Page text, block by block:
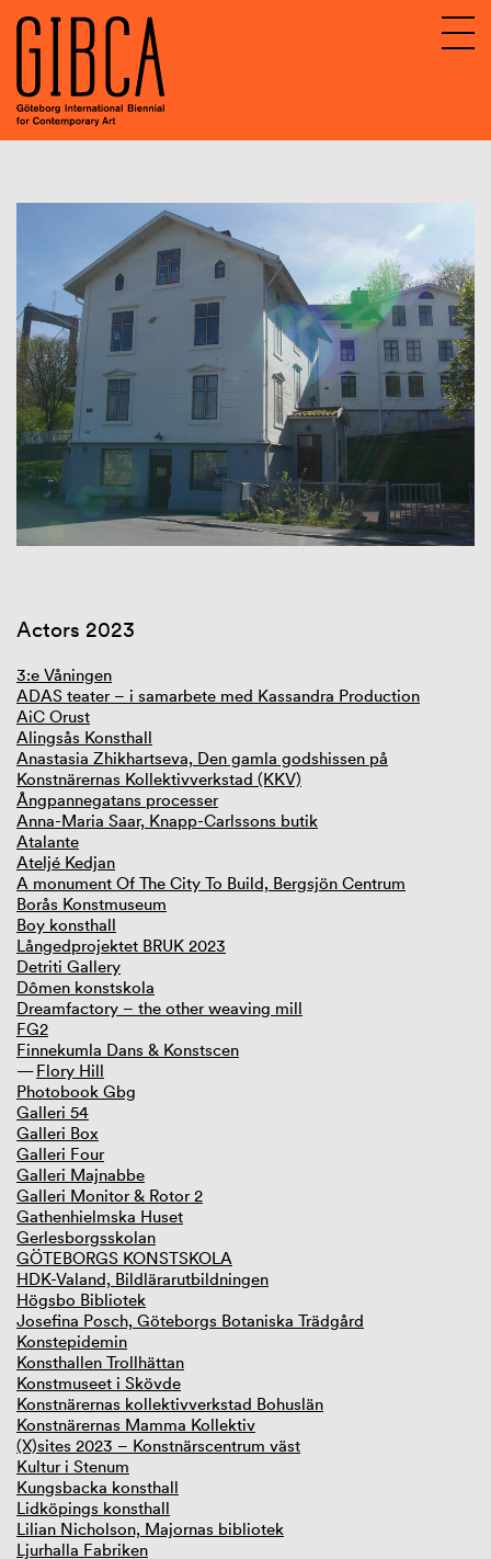
About GIBCA Extended
Extended program
Archive
Participating venues 2025
GIBCA Extended 2015
GIBCA Extended 2017
GIBCA Extended 2019
GIBCA Extended 2013
GIBCA Extended 2021
GIBCA Extended 2023
Actors 2023
Program 2023
Actors 2023
3:e Våningen
ADAS teater – i samarbete med Kassandra Production
AiC Orust
Alingsås Konsthall
Anastasia Zhikhartseva, Den gamla godshissen på
Konstnärernas Kollektivverkstad (KKV)
Ångpannegatans processer
Anna-Maria Saar, Knapp-Carlssons butik
Atalante
Ateljé Kedjan
A monument Of The City To Build, Bergsjön Centrum
Borås Konstmuseum
Boy konsthall
Långedprojektet BRUK 2023
Detriti Gallery
Dômen konstskola
Dreamfactory – the other weaving mill
FG2
Finnekumla Dans & Konstscen
Flory Hill
Photobook Gbg
Galleri 54
Galleri Box
Galleri Four
Galleri Majnabbe
Galleri Monitor & Rotor 2
Gathenhielmska Huset
Gerlesborgsskolan
GÖTEBORGS KONSTSKOLA
HDK-Valand, Bildlärarutbildningen
Högsbo Bibliotek
Josefina Posch, Göteborgs Botaniska Trädgård
Konstepidemin
Konsthallen Trollhättan
Konstmuseet i Skövde
Konstnärernas kollektivverkstad Bohuslän
Konstnärernas Mamma Kollektiv
(X)sites 2023 – Konstnärscentrum väst
Kultur i Stenum
Kungsbacka konsthall
Lidköpings konsthall
Lilian Nicholson, Majornas bibliotek
Ljurhalla Fabriken